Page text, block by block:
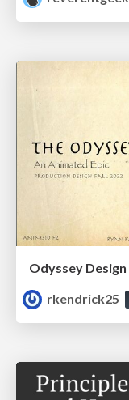
Odyssey Design
rkendrick25